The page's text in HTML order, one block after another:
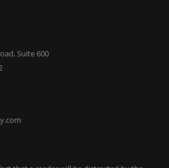
Suite 600